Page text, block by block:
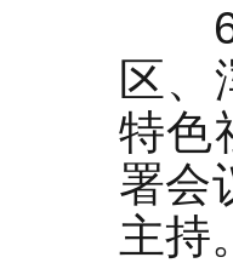
区、
特色
署会
主持。